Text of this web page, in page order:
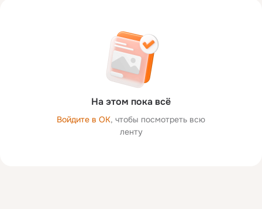
На этом пока всё
Войдите в ОК, чтобы посмотреть всю
ленту